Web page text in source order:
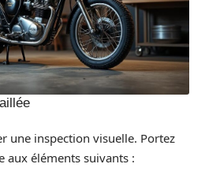
une inspection visuelle. Portez
aux éléments suivants :